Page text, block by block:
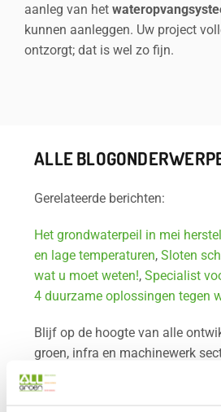
aanleg van het
kunnen aanleggen. Uw project
ontzorgt; dat is wel zo fijn.
ALLE
Gerelateerde berichten:
Het grondwaterpeil in mei
en lage temperaturen,Sloten
wat u moet weten!,Specialist
4 duurzame oplossingen tegen
Blijf op de hoogte van alle
groen, infra en machinewerk
de onderwerpen om meer over te